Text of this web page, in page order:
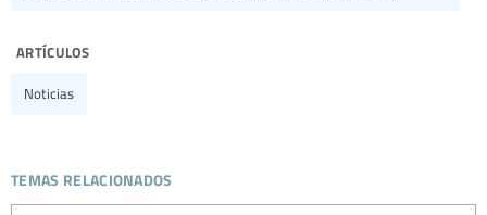
artículos
Noticias
temas relacionados